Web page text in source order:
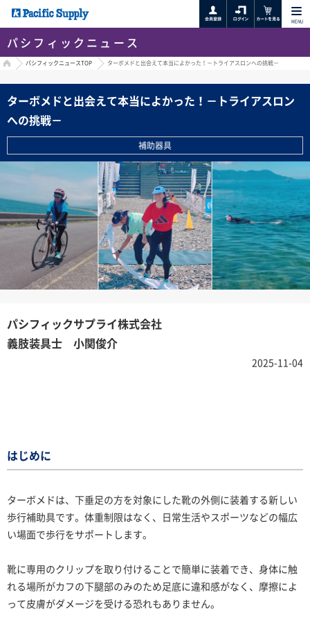
MENU
パシフィックニュース
HOMEパシフィックニュースTOP ターボメドと出会えて本当によかった！－トライアスロンへの挑戦－
ターボメドと出会えて本当によかった！－トライアスロン
への挑戦－
補助器具
パシフィックサプライ株式会社
義肢装具士 小関俊介
2025-11-04
はじめに
ターボメドは、下垂足の方を対象にした靴の外側に装着する新しい
歩行補助具です。体重制限はなく、日常生活やスポーツなどの幅広
い場面で歩行をサポートします。
靴に専用のクリップを取り付けることで簡単に装着でき、身体に触
れる場所がカフの下腿部のみのため足底に違和感がなく、摩擦によ
って皮膚がダメージを受ける恐れもありません。